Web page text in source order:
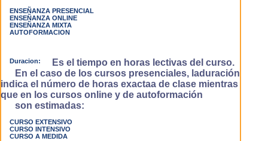
ENSEÑANZA PRESENCIAL
ENSEÑANZA ONLINE
ENSEÑANZA MIXTA
AUTOFORMACION
Duracion:
Es el tiempo en horas lectivas del curso.
En el caso de los cursos presenciales, laduración
indica el número de horas exactaa de clase mientras
que en los cursos online y de autoformación
son estimadas:
CURSO EXTENSIVO
CURSO INTENSIVO
CURSO A MEDIDA